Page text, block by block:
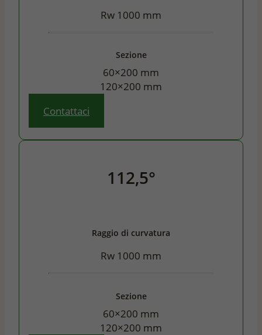
Rw 1000 mm
Sezione
60×200 mm
120×200 mm
Contattaci
112,5°
Raggio di curvatura
Rw 1000 mm
Sezione
60×200 mm
120×200 mm